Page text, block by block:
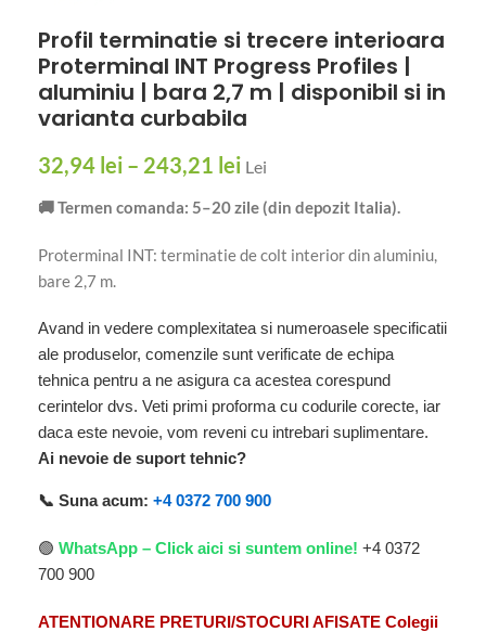
Profil terminatie si trecere interioara
Proterminal INT Progress Profiles |
aluminiu | bara 2,7 m | disponibil si in
varianta curbabila
32,94 lei – 243,21 lei Lei
🚚 Termen comanda: 5–20 zile (din depozit Italia).
Proterminal INT: terminatie de colt interior din aluminiu,
bare 2,7 m.
Avand in vedere complexitatea si numeroasele specificatii
ale produselor, comenzile sunt verificate de echipa
tehnica pentru a ne asigura ca acestea corespund
cerintelor dvs. Veti primi proforma cu codurile corecte, iar
daca este nevoie, vom reveni cu intrebari suplimentare.
Ai nevoie de suport tehnic?
📞 Suna acum: +4 0372 700 900
🟢 WhatsApp – Click aici si suntem online! +4 0372
700 900
ATENTIONARE PRETURI/STOCURI AFISATE Colegii